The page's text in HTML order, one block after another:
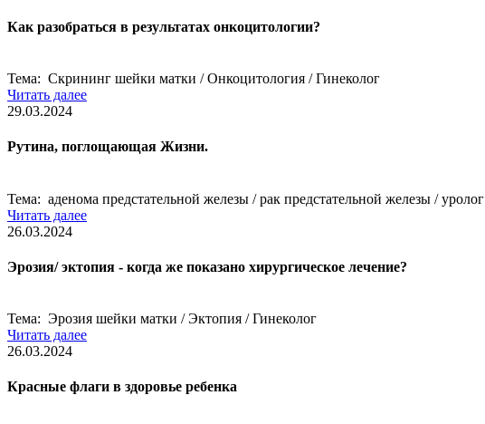
Как разобраться в результатах онкоцитологии?
Тема: Скрининг шейки матки / Онкоцитология / Гинеколог
Читать далее
29.03.2024
Рутина, поглощающая Жизни.
Тема: аденома предстательной железы / рак предстательной железы / уролог
Читать далее
26.03.2024
Эрозия/ эктопия - когда же показано хирургическое лечение?
Тема: Эрозия шейки матки / Эктопия / Гинеколог
Читать далее
26.03.2024
Красные флаги в здоровье ребенка